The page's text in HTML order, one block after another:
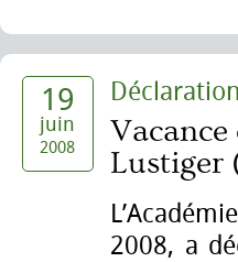
19
juin
2008
Lustiger
2008, a